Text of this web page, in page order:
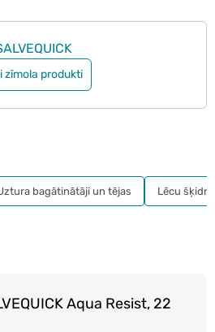
zīmola produkti
Aqua Resist, 22
bagātinātāji un tējas Lēcu